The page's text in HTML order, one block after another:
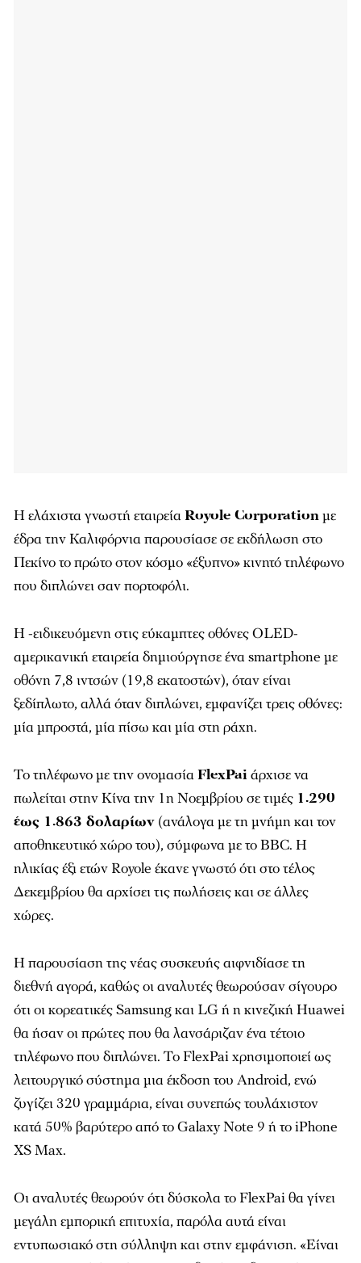
Η ελάχιστα γνωστή εταιρεία Royole Corporationμε
έδρα την Καλιφόρνια παρουσίασε σε εκδήλωση στο
Πεκίνο το πρώτο στον κόσμο «έξυπνο» κινητό τηλέφωνο
που διπλώνει σαν πορτοφόλι.
Η -ειδικευόμενη στις εύκαμπτες οθόνες OLED-
αμερικανική εταιρεία δημιούργησε ένα smartphone με
οθόνη 7,8 ιντσών (19,8 εκατοστών), όταν είναι
ξεδίπλωτο, αλλά όταν διπλώνει, εμφανίζει τρεις οθόνες:
μία μπροστά, μία πίσω και μία στη ράχη.
Το τηλέφωνο με την ονομασίαFlexPaiάρχισε να
πωλείται στην Κίνα την 1η Νοεμβρίου σε τιμές 1.290
έως 1.863 δολαρίων (ανάλογα με τη μνήμη και τον
αποθηκευτικό χώρο του), σύμφωνα με τοBBC. Η
ηλικίας έξι ετών Royole έκανε γνωστό ότι στο τέλος
Δεκεμβρίου θα αρχίσει τις πωλήσεις και σε άλλες
χώρες.
Η παρουσίαση της νέας συσκευής αιφνιδίασε τη
διεθνή αγορά, καθώς οι αναλυτές θεωρούσαν σίγουρο
ότι οι κορεατικές Samsung και LG ή η κινεζική Huawei
θα ήσαν οι πρώτες που θα λανσάριζαν ένα τέτοιο
τηλέφωνο που διπλώνει. To FlexPai χρησιμοποιεί ως
λειτουργικό σύστημα μια έκδοση του Android, ενώ
ζυγίζει 320 γραμμάρια, είναι συνεπώς τουλάχιστον
κατά 50% βαρύτερο από το Galaxy Note 9 ή το iPhone
XS Max.
Οι αναλυτές θεωρούν ότι δύσκολα το FlexPai θα γίνει
μεγάλη εμπορική επιτυχία, παρόλα αυτά είναι
εντυπωσιακό στη σύλληψη και στην εμφάνιση. «Είναι